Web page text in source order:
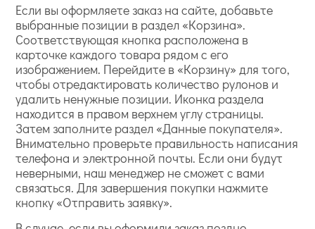
Если вы оформляете заказ на сайте, добавьте
выбранные позиции в раздел «Корзина».
Соответствующая кнопка расположена в
карточке каждого товара рядом с его
изображением. Перейдите в «Корзину» для того,
чтобы отредактировать количество рулонов и
удалить ненужные позиции. Иконка раздела
находится в правом верхнем углу страницы.
Затем заполните раздел «Данные покупателя».
Внимательно проверьте правильность написания
телефона и электронной почты. Если они будут
неверными, наш менеджер не сможет с вами
связаться. Для завершения покупки нажмите
кнопку «Отправить заявку».